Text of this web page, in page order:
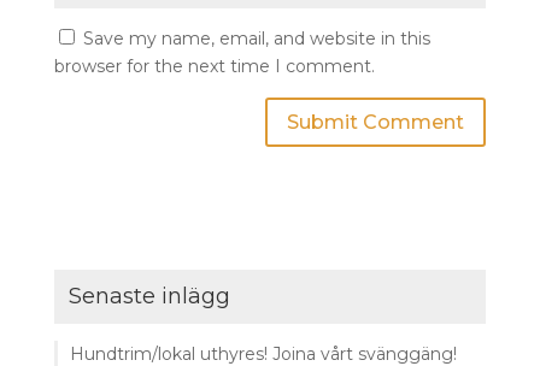
Save my name, email, and website in this
browser for the next time I comment.
Senaste inlägg
Hundtrim/lokal uthyres! Joina vårt svänggäng!